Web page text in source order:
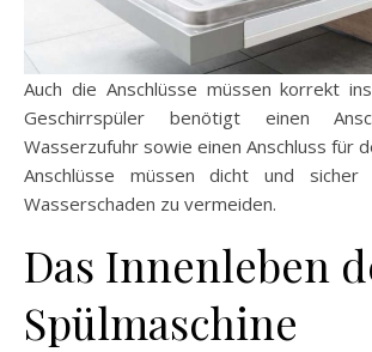
Auch die Anschlüsse müssen korrekt
Geschirrspüler benötigt einen
Wasserzufuhr sowie einen Anschluss für
Anschlüsse müssen dicht und
Wasserschaden zu vermeiden.
Das Innenleben
Spülmaschine